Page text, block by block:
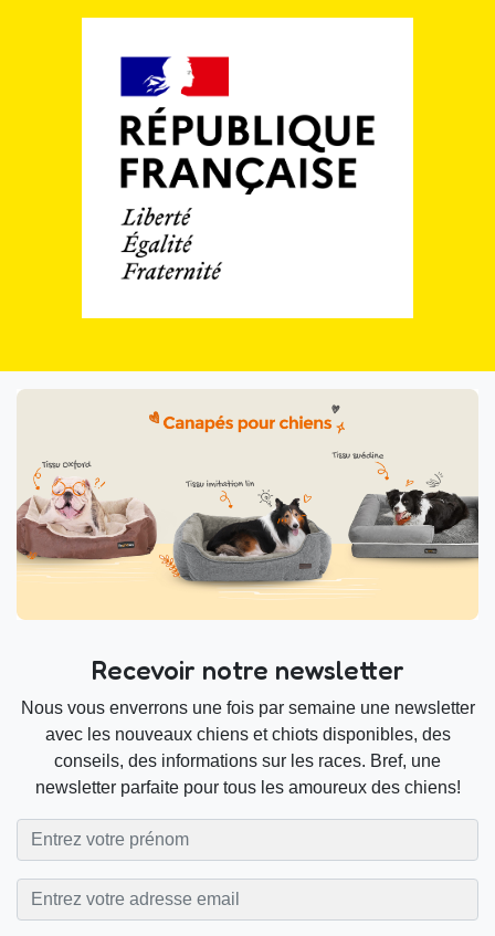
Recevoir notre newsletter
Nous vous enverrons une fois par semaine une newsletter
avec les nouveaux chiens et chiots disponibles, des
conseils, des informations sur les races. Bref, une
newsletter parfaite pour tous les amoureux des chiens!